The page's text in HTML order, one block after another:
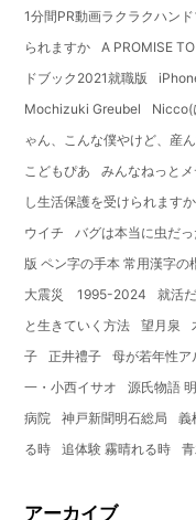
1分間PR動画ラクラクハンド
られますか
A PROMISE
ドブック2021就職版
Mochizuki Greubel
Nicco(
ゃん、こんな僕やけど、産
こどもぴあ
みんなねっと
し生活保護を受けられますか
ウイチ
バグは本当に虫だっ
版 ペン字の手本 常用漢字の
大震災 1995-2024
就活
と生きていく方法
望月泉
子
正井禮子 母が若年性ア
一・小西イサオ
源氏物語
病院
神戸新聞明石総局 義
る時
追体験 霧晴れる時
アーカイブ